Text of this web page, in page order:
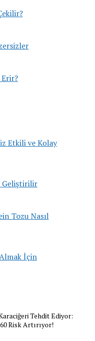
Erir?
Etkili ve Kolay
Geliştirilir
Tozu Nasıl
İçin
Tehdit Ediyor:
Risk Artırıyor!